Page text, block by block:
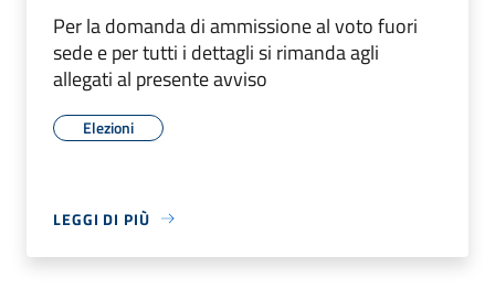
Per la domanda di ammissione al voto fuori
sede e per tutti i dettagli si rimanda agli
allegati al presente avviso
Elezioni
LEGGI DI PIÙ